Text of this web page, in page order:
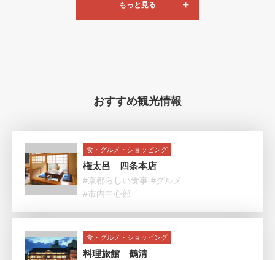
もっと見る
おすすめ観光情報
食・グルメ・ショッピング
権太呂 四条本店
#京都らしい食事 #グルメ
#市内中心部
食・グルメ・ショッピング
料理旅館 鶴清